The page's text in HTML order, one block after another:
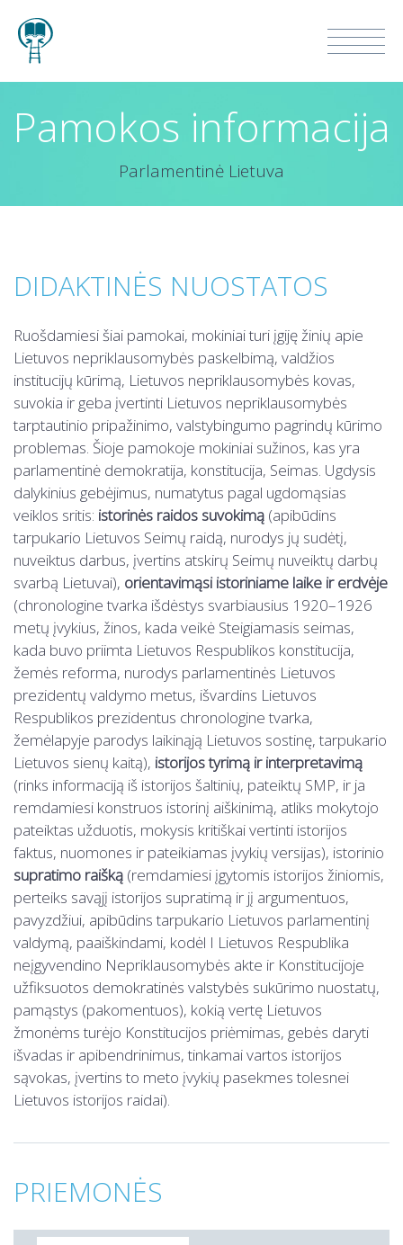
Pamokos informacija
Parlamentinė Lietuva
DIDAKTINĖS NUOSTATOS
Ruošdamiesi šiai pamokai, mokiniai turi įgiję žinių apie
Lietuvos nepriklausomybės paskelbimą, valdžios
institucijų kūrimą, Lietuvos nepriklausomybės kovas,
suvokia ir geba įvertinti Lietuvos nepriklausomybės
tarptautinio pripažinimo, valstybingumo pagrindų kūrimo
problemas. Šioje pamokoje mokiniai sužinos, kas yra
parlamentinė demokratija, konstitucija, Seimas. Ugdysis
dalykinius gebėjimus, numatytus pagal ugdomąsias
veiklos sritis: istorinės raidos suvokimą (apibūdins
tarpukario Lietuvos Seimų raidą, nurodys jų sudėtį,
nuveiktus darbus, įvertins atskirų Seimų nuveiktų darbų
svarbą Lietuvai), orientavimąsi istoriniame laike ir erdvėje
(chronologine tvarka išdėstys svarbiausius 1920–1926
metų įvykius, žinos, kada veikė Steigiamasis seimas,
kada buvo priimta Lietuvos Respublikos konstitucija,
žemės reforma, nurodys parlamentinės Lietuvos
prezidentų valdymo metus, išvardins Lietuvos
Respublikos prezidentus chronologine tvarka,
žemėlapyje parodys laikinąją Lietuvos sostinę, tarpukario
Lietuvos sienų kaitą), istorijos tyrimą ir interpretavimą
(rinks informaciją iš istorijos šaltinių, pateiktų SMP, ir ja
remdamiesi konstruos istorinį aiškinimą, atliks mokytojo
pateiktas užduotis, mokysis kritiškai vertinti istorijos
faktus, nuomones ir pateikiamas įvykių versijas), istorinio
supratimo raišką (remdamiesi įgytomis istorijos žiniomis,
perteiks savąjį istorijos supratimą ir jį argumentuos,
pavyzdžiui, apibūdins tarpukario Lietuvos parlamentinį
valdymą, paaiškindami, kodėl I Lietuvos Respublika
neįgyvendino Nepriklausomybės akte ir Konstitucijoje
užfiksuotos demokratinės valstybės sukūrimo nuostatų,
pamąstys (pakomentuos), kokią vertę Lietuvos
žmonėms turėjo Konstitucijos priėmimas, gebės daryti
išvadas ir apibendrinimus, tinkamai vartos istorijos
sąvokas, įvertins to meto įvykių pasekmes tolesnei
Lietuvos istorijos raidai).
PRIEMONĖS